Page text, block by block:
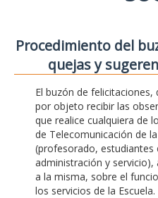
Procedimiento del
quejas y
El buzón de felicitaciones,
por objeto recibir las
que realice cualquiera de
de Telecomunicación de
(profesorado, estudiantes
administración y
a la misma, sobre el
los servicios de la Escuela.